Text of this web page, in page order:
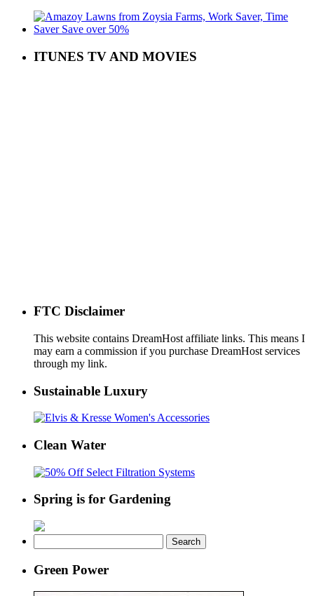
ITUNES TV AND MOVIES
FTC Disclaimer
This website contains DreamHost affiliate links. This means I
may earn a commission if you purchase DreamHost services
through my link.
Sustainable Luxury
Clean Water
Spring is for Gardening
for:
Green Power